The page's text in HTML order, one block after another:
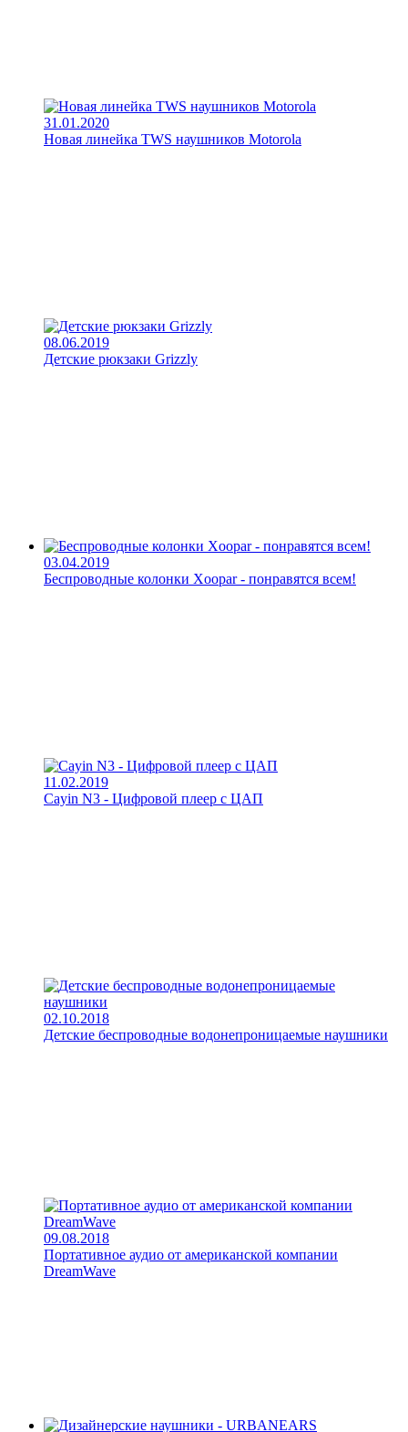
31.01.2020
Новая линейка TWS наушников Motorola
08.06.2019
Детские рюкзаки Grizzly
03.04.2019
Беспроводные колонки Xoopar - понравятся всем!
11.02.2019
Cayin N3 - Цифровой плеер с ЦАП
02.10.2018
Детские беспроводные водонепроницаемые наушники
09.08.2018
Портативное аудио от американской компании
DreamWave